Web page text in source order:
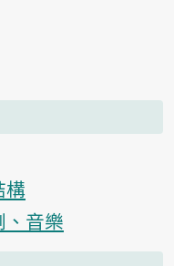
音樂